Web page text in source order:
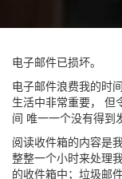
电子邮件已损坏。
电子邮件浪费我的时
生活中非常重要， 但
间 唯一一个没有得到
阅读收件箱的内容是
整整一个小时来处理
的收件箱中；垃圾邮